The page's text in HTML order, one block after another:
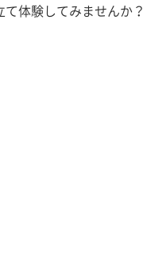
体験してみませんか？